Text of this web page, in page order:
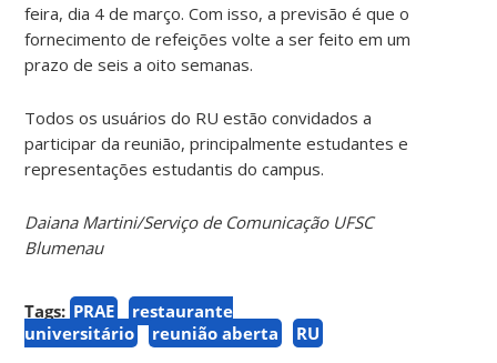
feira, dia 4 de março. Com isso, a previsão é que o
fornecimento de refeições volte a ser feito em um
prazo de seis a oito semanas.
Todos os usuários do RU estão convidados a
participar da reunião, principalmente estudantes e
representações estudantis do campus.
Daiana Martini/Serviço de Comunicação UFSC
Blumenau
Tags: PRAE
restaurante
universitário
reunião aberta RU